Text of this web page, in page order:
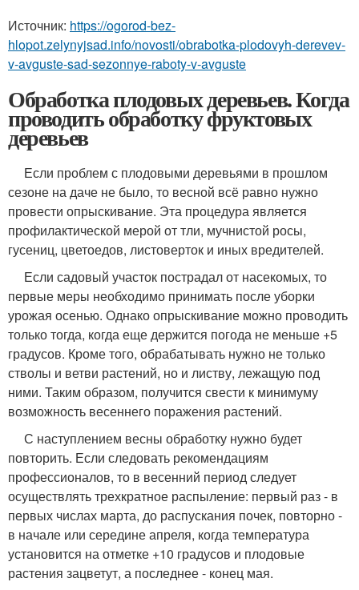
Источник: https://ogorod-bez-
hlopot.zelynyjsad.info/novosti/obrabotka-plodovyh-derevev-
v-avguste-sad-sezonnye-raboty-v-avguste
Обработка плодовых деревьев. Когда
проводить обработку фруктовых
деревьев
Если проблем с плодовыми деревьями в прошлом
сезоне на даче не было, то весной всё равно нужно
провести опрыскивание. Эта процедура является
профилактической мерой от тли, мучнистой росы,
гусениц, цветоедов, листоверток и иных вредителей.
Если садовый участок пострадал от насекомых, то
первые меры необходимо принимать после уборки
урожая осенью. Однако опрыскивание можно проводить
только тогда, когда еще держится погода не меньше +5
градусов. Кроме того, обрабатывать нужно не только
стволы и ветви растений, но и листву, лежащую под
ними. Таким образом, получится свести к минимуму
возможность весеннего поражения растений.
С наступлением весны обработку нужно будет
повторить. Если следовать рекомендациям
профессионалов, то в весенний период следует
осуществлять трехкратное распыление: первый раз - в
первых числах марта, до распускания почек, повторно -
в начале или середине апреля, когда температура
установится на отметке +10 градусов и плодовые
растения зацветут, а последнее - конец мая.